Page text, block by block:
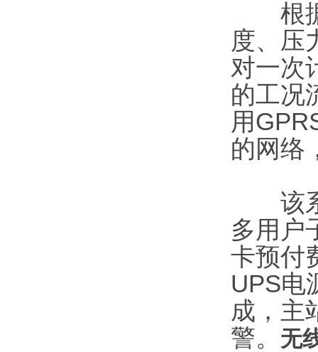
根据
度、压
对一次
的工况
用
的网络
该系
多用户
卡预付
UPS电
成，主
警。
无